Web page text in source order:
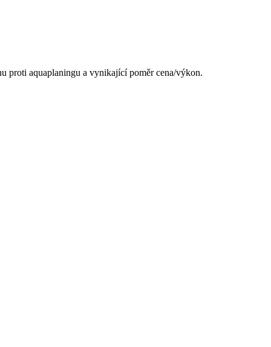
proti aquaplaningu a vynikající poměr cena/výkon.